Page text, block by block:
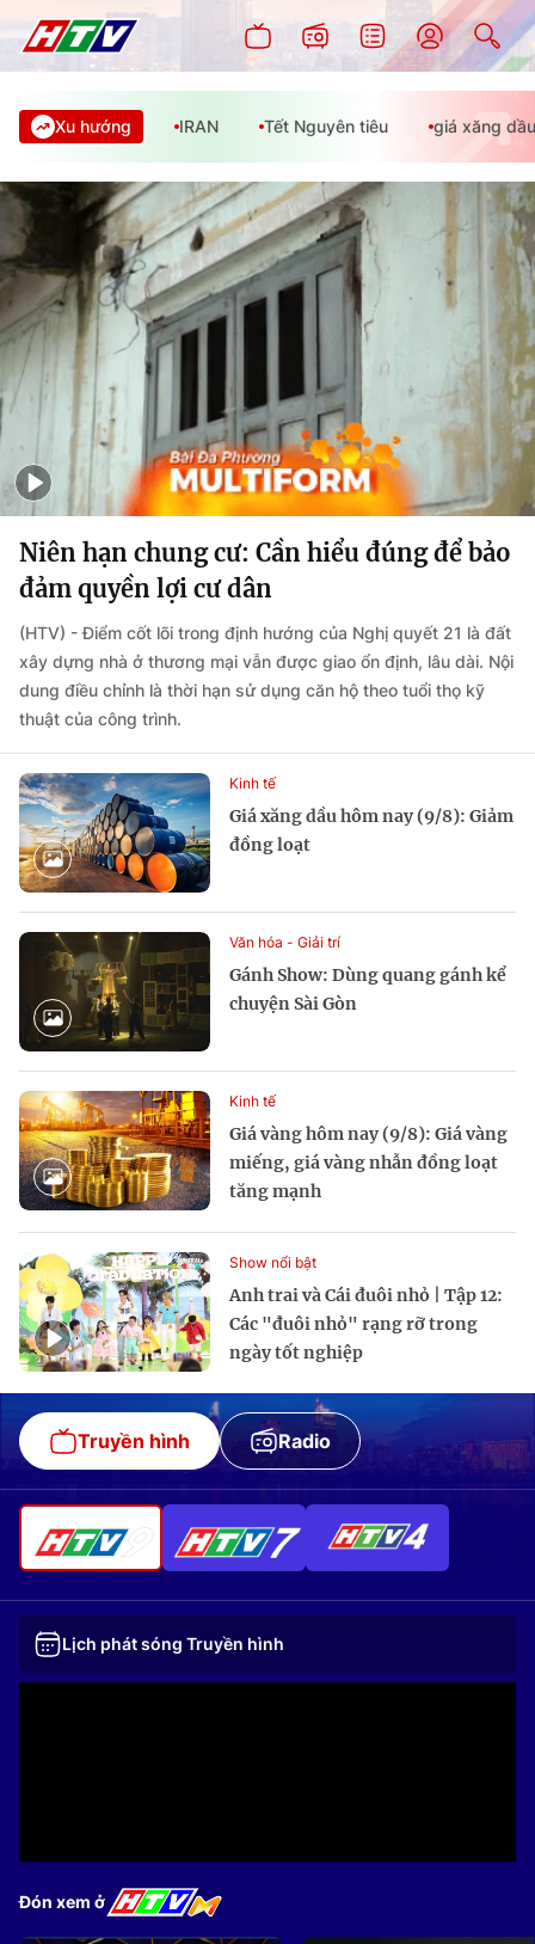
Xu hướng IRAN Tết Nguyên tiêu giá xăng dầu
Niên hạn chung cư: Cần hiểu đúng để bảo
đảm quyền lợi cư dân
(HTV) - Điểm cốt lõi trong định hướng của Nghị quyết 21 là đất
xây dựng nhà ở thương mại vẫn được giao ổn định, lâu dài. Nội
dung điều chỉnh là thời hạn sử dụng căn hộ theo tuổi thọ kỹ
thuật của công trình.
Giá xăng dầu hôm nay (9/8): Giảm
đồng loạt
Kinh tế
Gánh Show: Dùng quang gánh kể
chuyện Sài Gòn
Văn hóa - Giải trí
Giá vàng hôm nay (9/8): Giá vàng
miếng, giá vàng nhẫn đồng loạt
tăng mạnh
Kinh tế
Anh trai và Cái đuôi nhỏ | Tập 12:
Các "đuôi nhỏ" rạng rỡ trong
ngày tốt nghiệp
Show nổi bật
Truyền hình Radio
Lịch phát sóng Truyền hình
Đón xem ở